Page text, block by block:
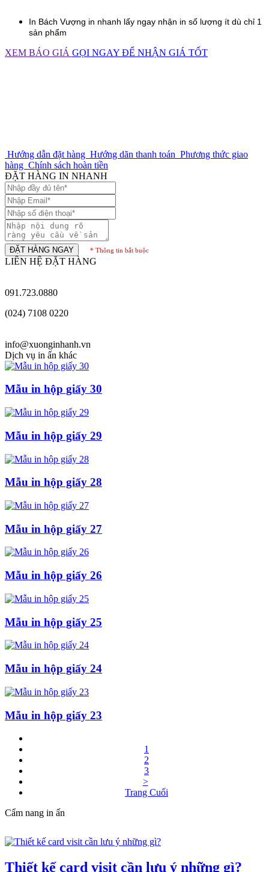
In Bách Vượng in nhanh lấy ngay nhận in số lượng ít dù chỉ 1
sản phẩm
XEM BÁO GIÁ GỌI NGAY ĐỂ NHẬN GIÁ TỐT
Hướng dẫn đặt hàng Hướng dãn thanh toán Phương thức giao
hàng Chính sách hoàn tiền
ĐẶT HÀNG IN NHANH
ĐẶT HÀNG NGAY * Thông tin bắt buộc
LIÊN HỆ ĐẶT HÀNG
091.723.0880
(024) 7108 0220
info@xuonginhanh.vn
Dịch vụ in ấn khác
Mẫu in hộp giấy 30
Mẫu in hộp giấy 29
Mẫu in hộp giấy 28
Mẫu in hộp giấy 27
Mẫu in hộp giấy 26
Mẫu in hộp giấy 25
Mẫu in hộp giấy 24
Mẫu in hộp giấy 23
1
2
3
>
Trang Cuối
Cẩm nang in ấn
Thiết kế card visit cần lưu ý những gì?